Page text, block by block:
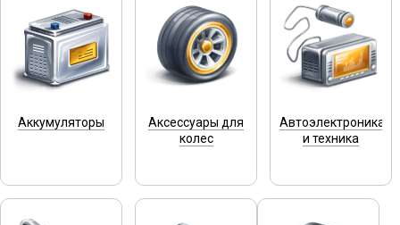
Аккумуляторы
Аксессуары для
колес
Автоэлектроника
и техника